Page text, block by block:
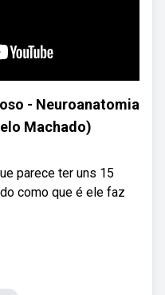
- Neuroanatomia
Machado)
parece ter uns 15
como que é ele faz